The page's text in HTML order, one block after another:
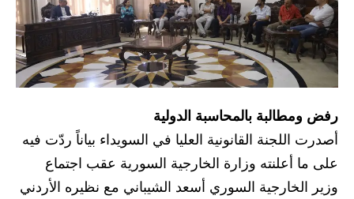
رفض ومطالبة بالمحاسبة الدولية
أصدرت اللجنة القانونية العليا في السويداء بياناً ردّت فيه
على ما أعلنته وزارة الخارجية السورية عقب اجتماع
وزير الخارجية السوري أسعد الشيباني مع نظيره الأردني